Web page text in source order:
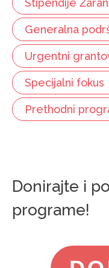
Stipendije
Generalna
Urgentni
Specijalni fokus
Prethodni
Donirajte i
programe!